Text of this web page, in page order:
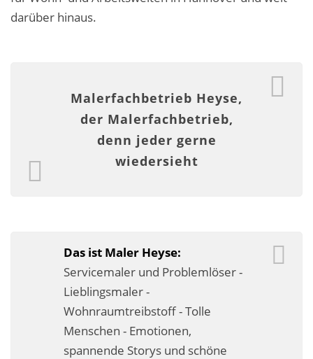
Stellenangebot: Backoffice Manager/in
Betonoptik
Bodenbeläge & Designböden
Echtmetalloptik
Fassadensanierung
Fugenlos
Kalkkind-Fachbetrieb – Sumpfkalk-Oberflächen
darüber hinaus.
Malerfachbetrieb Heyse,
der Malerfachbetrieb,
denn jeder gerne
wiedersieht
Das ist Maler Heyse:
Servicemaler und Problemlöser -
Lieblingsmaler -
Wohnraumtreibstoff - Tolle
Menschen - Emotionen,
spannende Storys und schöne